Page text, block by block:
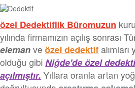
özel Dedektiflik Büromuzun
yılında firmamızın açılış sonrası
elemanveözel dedektifalımları
olduğu gibi Niğde'de özel
açılmıştır. Yıllara oranla artan